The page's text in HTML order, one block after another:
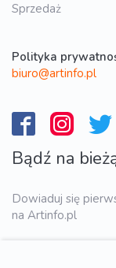
Sprzedaż
Polityka
biuro@artinfo.pl
Bądź na
Dowiaduj się
na Artinfo.pl